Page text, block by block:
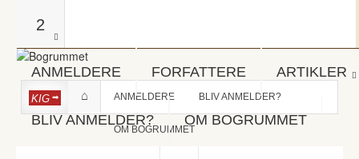
2
ANMELDERE FORFATTERE ARTIKLER
BLIV ANMELDER? OM BOGRUMMET
KIG ANMELDERE BLIV ANMELDER?
OM BOGRUMMET